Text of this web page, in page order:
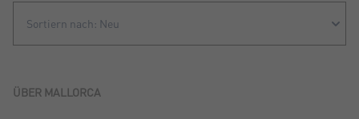
Sortiern nach: Neu
Sortiern nach: Preis absteigend
ÜBER MALLORCA